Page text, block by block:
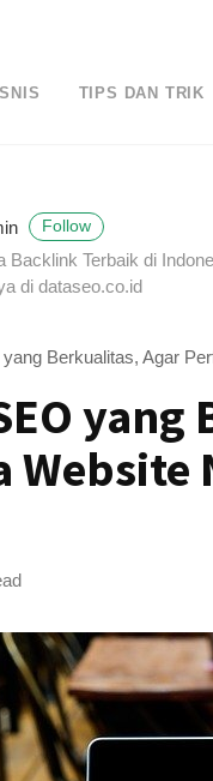
TIPS DAN TRIK
Follow
Backlink Terbaik di
di dataseo.co.id
Berkualitas, Agar
yang